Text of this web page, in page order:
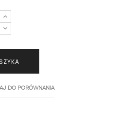
DO PORÓWNANIA